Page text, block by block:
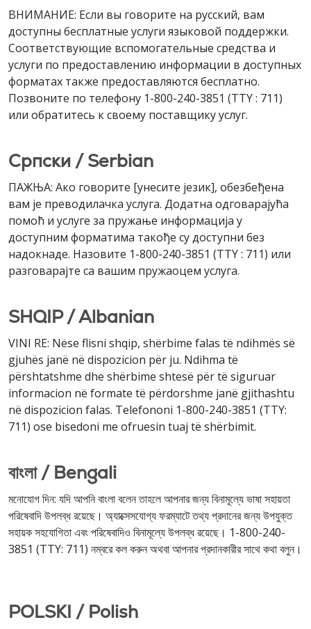
ВНИМАНИЕ: Если вы говорите на русский, вам
доступны бесплатные услуги языковой поддержки.
Соответствующие вспомогательные средства и
услуги по предоставлению информации в доступных
форматах также предоставляются бесплатно.
Позвоните по телефону 1-800-240-3851 (TTY : 711)
или обратитесь к своему поставщику услуг.
Cрпски / Serbian
ПАЖЊА: Ако говорите [унесите језик], обезбеђена
вам је преводилачка услуга. Додатна одговарајућа
помоћ и услуге за пружање информација у
доступним форматима такође су доступни без
надокнаде. Назовите 1-800-240-3851 (TTY : 711) или
разговарајте са вашим пружаоцем услуга.
SHQIP / Albanian
VINI RE: Nëse flisni shqip, shërbime falas të ndihmës së
gjuhës janë në dispozicion për ju. Ndihma të
përshtatshme dhe shërbime shtesë për të siguruar
informacion në formate të përdorshme janë gjithashtu
në dispozicion falas. Telefononi 1-800-240-3851 (TTY:
711) ose bisedoni me ofruesin tuaj të shërbimit.
বাংলা / Bengali
মনোযোগ দিন: যদি আপনি বাংলা বলেন তাহলে আপনার জন্য বিনামূল্যে ভাষা সহায়তা
পরিষেবাদি উপলব্ধ রয়েছে। অ্যাক্সেসযোগ্য ফরম্যাটে তথ্য প্রদানের জন্য উপযুক্ত
সহায়ক সহযোগিতা এবং পরিষেবাদিও বিনামূল্যে উপলব্ধ রয়েছে। 1-800-240-
3851 (TTY: 711) নম্বরে কল করুন অথবা আপনার প্রদানকারীর সাথে কথা বলুন।
POLSKI / Polish